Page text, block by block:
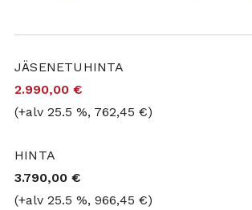
JÄSENETUHINTA
2.990,00 €
(+alv 25.5 %, 762,45 €)
HINTA
3.790,00 €
(+alv 25.5 %, 966,45 €)